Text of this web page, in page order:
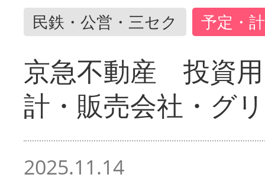
民鉄・公営・三セク 予定・
京急不動産 投資
計・販売会社・グ
2025.11.14